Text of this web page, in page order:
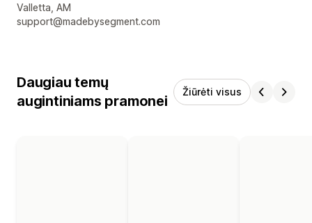
Kūrėjo kontaktiniai duomenys
Valletta, AM
support@madebysegment.com
Daugiau temų
augintiniams pramonei
Žiūrėti visus